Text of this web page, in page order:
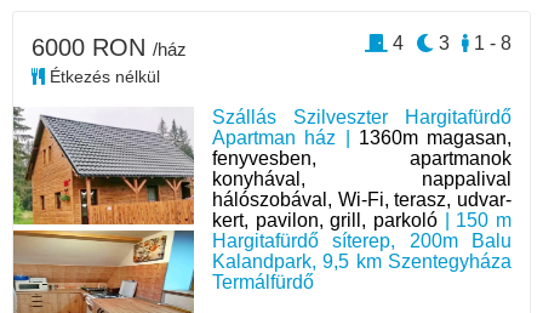
Szállás Szilveszter Hargitafürdő
Apartman ház | 1360m magasan,
fenyvesben, apartmanok
konyhával, nappalival
hálószobával, Wi-Fi, terasz, udvar-
kert, pavilon, grill, parkoló | 150 m
Hargitafürdő síterep, 200m Balu
Kalandpark, 9,5 km Szentegyháza
Termálfürdő
6000 RON /ház
Étkezés nélkül
1 - 8
3
4